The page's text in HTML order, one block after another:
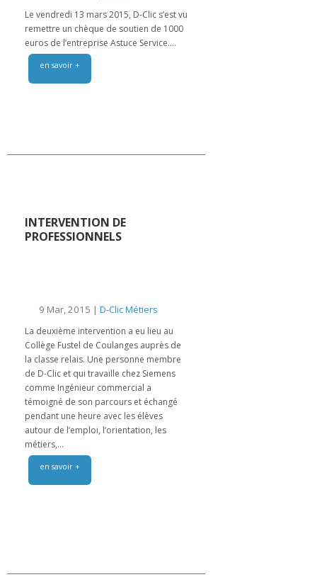
Le vendredi 13 mars 2015, D-Clic s’est vu
remettre un chèque de soutien de 1000
euros de l’entreprise Astuce Service....
en savoir +
INTERVENTION DE
PROFESSIONNELS
9 Mar, 2015 | D-Clic Métiers
La deuxième intervention a eu lieu au
Collège Fustel de Coulanges auprès de
la classe relais. Une personne membre
de D-Clic et qui travaille chez Siemens
comme Ingénieur commercial a
témoigné de son parcours et échangé
pendant une heure avec les élèves
autour de l’emploi, l’orientation, les
métiers,...
en savoir +